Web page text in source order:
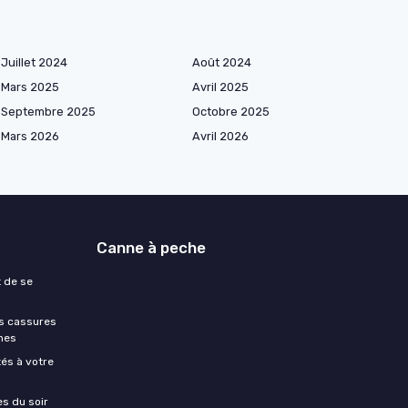
Juillet 2024
Août 2024
Mars 2025
Avril 2025
Septembre 2025
Octobre 2025
Mars 2026
Avril 2026
de se
cassures
à votre
du soir
Canne à peche